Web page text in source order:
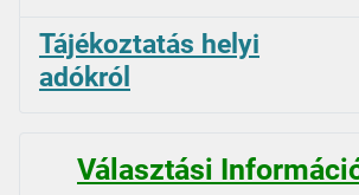
Tájékoztatás helyi
adókról
Választási